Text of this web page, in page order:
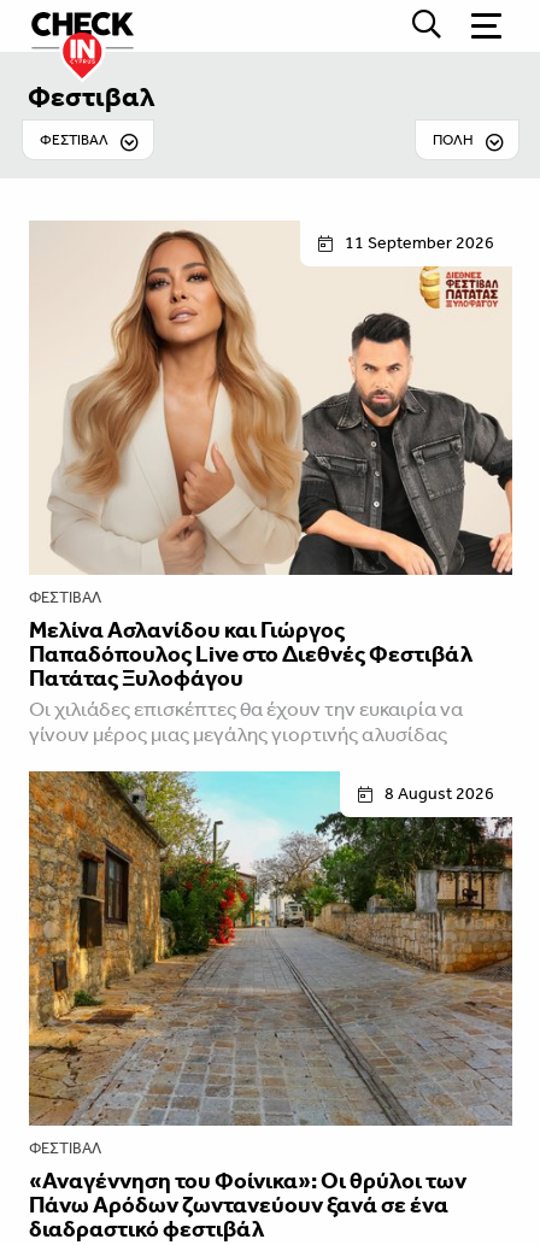
Φεστιβαλ
ΦΕΣΤΙΒΑΛ ΠΟΛΗ
11 September 2026
ΦΕΣΤΙΒΑΛ
Μελίνα Ασλανίδου και Γιώργος
Παπαδόπουλος Live στο Διεθνές Φεστιβάλ
Πατάτας Ξυλοφάγου
Οι χιλιάδες επισκέπτες θα έχουν την ευκαιρία να
γίνουν μέρος μιας μεγάλης γιορτινής αλυσίδας
8 August 2026
ΦΕΣΤΙΒΑΛ
«Αναγέννηση του Φοίνικα»: Οι θρύλοι των
Πάνω Αρόδων ζωντανεύουν ξανά σε ένα
διαδραστικό φεστιβάλ